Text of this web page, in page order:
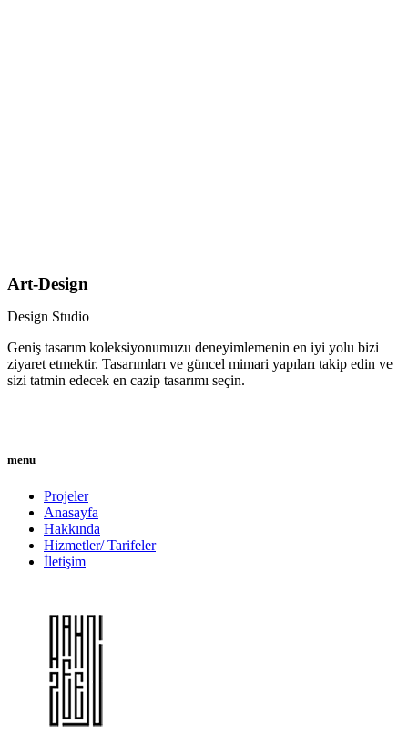
Art-Design
Design Studio
Geniş tasarım koleksiyonumuzu deneyimlemenin en iyi yolu bizi
ziyaret etmektir. Tasarımları ve güncel mimari yapıları takip edin ve
sizi tatmin edecek en cazip tasarımı seçin.
menu
Projeler
Anasayfa
Hakkında
Hizmetler/ Tarifeler
İletişim